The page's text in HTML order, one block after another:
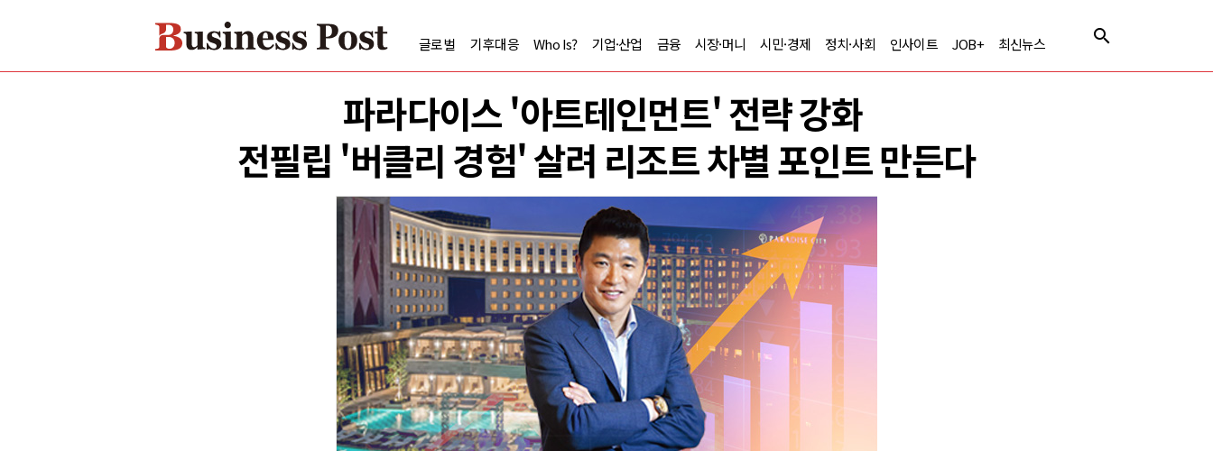
글로벌 기후대응 Who Is? 기업·산업 금융 시장·머니 시민·경제 정치·사회 인사이트 JOB+ 최신뉴스
파라다이스 '아트테인먼트' 전략 강화
전필립 '버클리 경험' 살려 리조트 차별 포인트 만든다